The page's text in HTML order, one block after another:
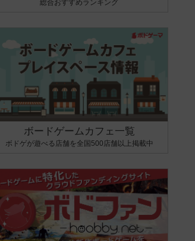
総合おすすめランキング
ボードゲームカフェ一覧
ボドゲが遊べる店舗を全国500店舗以上掲載中